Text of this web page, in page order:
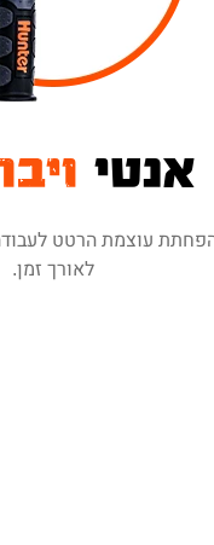
אנטי
עוצמת הרטט
לאורך זמן.